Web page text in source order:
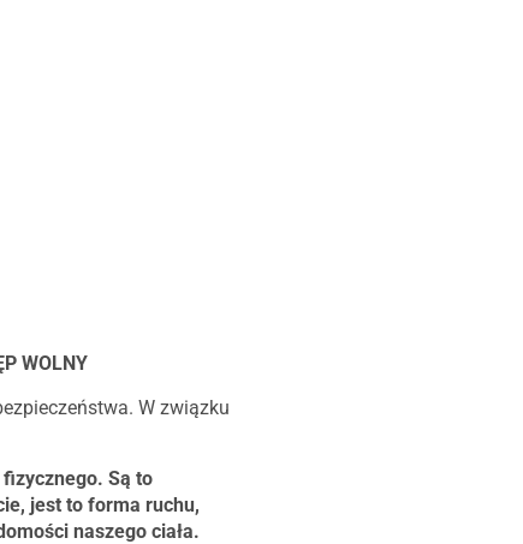
WOLNY
W związku
Są to
jest to forma ruchu,
naszego ciała.